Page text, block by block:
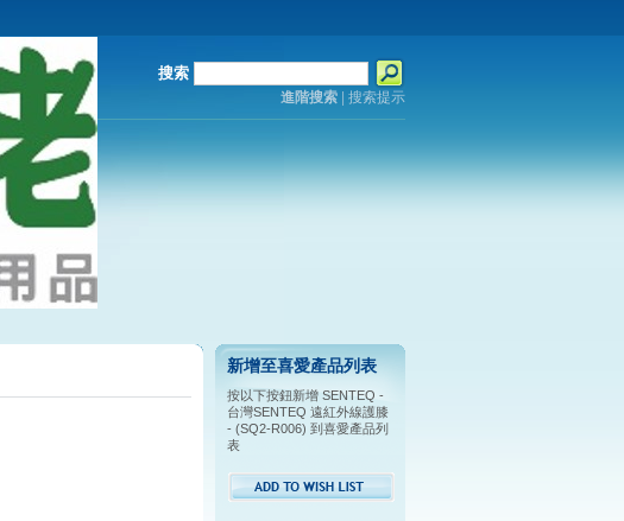
搜索
進階搜索| 搜索提示
新增至喜愛產品列表
按以下按鈕新增 SENTEQ -
台灣SENTEQ 遠紅外線護膝
- (SQ2-R006) 到喜愛產品列
表